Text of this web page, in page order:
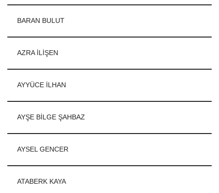
BARAN BULUT
AZRA İLİŞEN
AYYÜCE İLHAN
AYŞE BİLGE ŞAHBAZ
AYSEL GENCER
ATABERK KAYA